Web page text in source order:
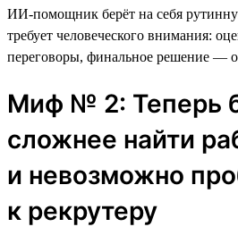
ИИ-помощник берёт на себя
требует человеческого внимания:
переговоры, финальное решение —
Миф № 2: Теперь
сложнее найти
и невозможно
к рекрутеру